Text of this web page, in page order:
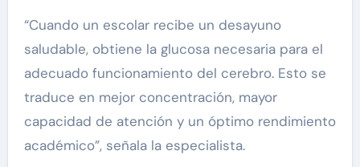
“Cuando un escolar recibe un desayuno
saludable, obtiene la glucosa necesaria para el
adecuado funcionamiento del cerebro. Esto se
traduce en mejor concentración, mayor
capacidad de atención y un óptimo rendimiento
académico”, señala la especialista.